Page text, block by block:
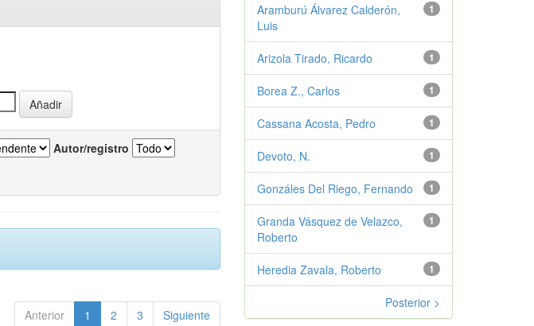
Autor/registro
Anterior 1 2 3 Siguiente
1
Aramburú Álvarez Calderón,
Luis
1
Arizola Tirado, Ricardo
1
Borea Z., Carlos
1
Cassana Acosta, Pedro
1
Devoto, N.
1
Gonzáles Del Riego, Fernando
1
Granda Vásquez de Velazco,
Roberto
1
Heredia Zavala, Roberto
Posterior >